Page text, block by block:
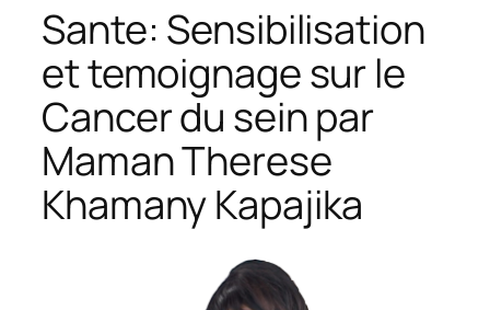
Sante: Sensibilisation
et temoignage sur le
Cancer du sein par
Maman Therese
Khamany Kapajika